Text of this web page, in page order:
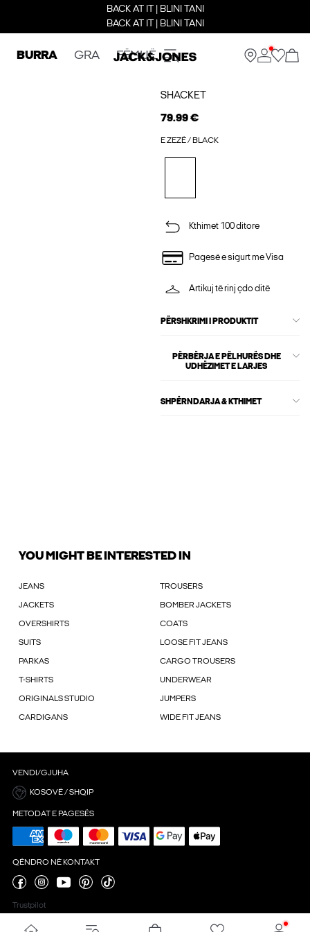
BACK AT IT | BLINI TANI
BACK AT IT | BLINI TANI
BURRA GRA FËMIJË
SHACKET
79.99 €
E ZEZË / BLACK
Kthimet 100 ditore
Pagesë e sigurt me Visa
Artikuj të rinj çdo ditë
PËRSHKRIMI I PRODUKTIT
PËRBËRJA E PËLHURËS DHE
UDHËZIMET E LARJES
SHPËRNDARJA & KTHIMET
YOU MIGHT BE INTERESTED IN
JEANS TROUSERS
JACKETS BOMBER JACKETS
OVERSHIRTS COATS
SUITS LOOSE FIT JEANS
PARKAS CARGO TROUSERS
T-SHIRTS UNDERWEAR
ORIGINALS STUDIO JUMPERS
CARDIGANS WIDE FIT JEANS
VENDI/GJUHA
KOSOVË / SHQIP
METODAT E PAGESËS
QËNDRO NË KONTAKT
Trustpilot